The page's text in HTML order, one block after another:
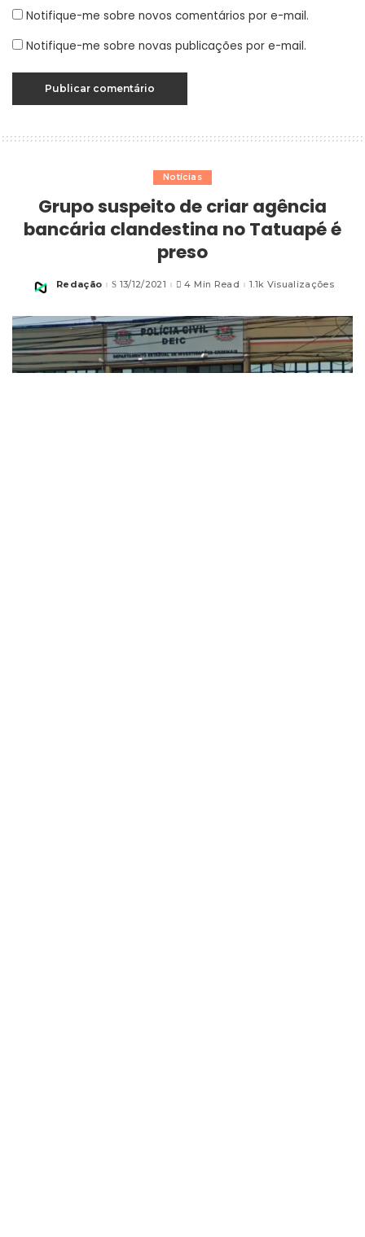
Notifique-me sobre novos comentários por e-mail.
Notifique-me sobre novas publicações por e-mail.
Notícias
Grupo suspeito de criar agência
bancária clandestina no Tatuapé é
preso
Posted
Redação 13/12/2021 4 Min Read 1.1k Visualizações